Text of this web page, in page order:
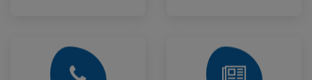
Mai Mult Mai Mult